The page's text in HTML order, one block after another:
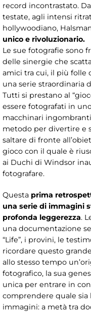
record incontrastato.
testate, agli intensi
hollywoodiano,
unico e rivoluzionario.
Le sue fotografie sono
delle sinergie che
amici tra cui, il più folle
una serie straordinaria
Tutti si prestano al
essere fotografati in
macchinari
metodo per divertire e
saltare di fronte
gioco con il quale è
ai Duchi di Windsor
fotografare.
Questa prima
una serie di immagini
profonda leggerezza.
una documentazione
“Life”, i provini, le
ricordare questo
allo stesso tempo
fotografico, la sua
unica per entrare in
comprendere quale sia
immagini: a metà tra